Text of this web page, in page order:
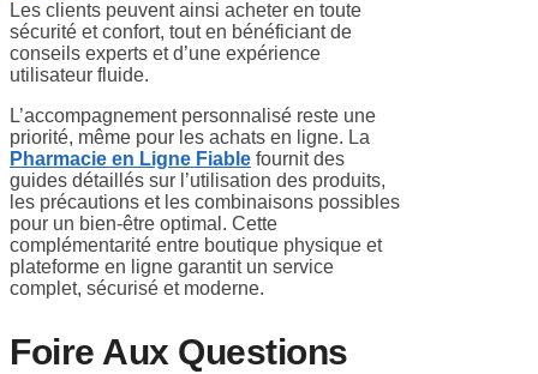
Les clients peuvent ainsi acheter en toute
sécurité et confort, tout en bénéficiant de
conseils experts et d’une expérience
utilisateur fluide.
L’accompagnement personnalisé reste une
priorité, même pour les achats en ligne. La
Pharmacie en Ligne Fiable fournit des
guides détaillés sur l’utilisation des produits,
les précautions et les combinaisons possibles
pour un bien-être optimal. Cette
complémentarité entre boutique physique et
plateforme en ligne garantit un service
complet, sécurisé et moderne.
Foire Aux Questions